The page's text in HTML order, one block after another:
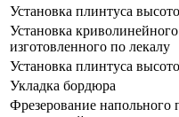
Установка плинтуса
Установка
изготовленного по лекалу
Установка плинтуса
Укладка бордюра
Фрезерование напольного